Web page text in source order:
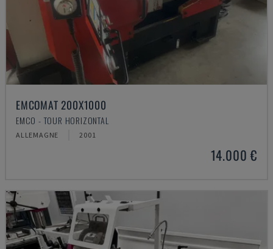
EMCOMAT 200X1000
EMCO - TOUR HORIZONTAL
ALLEMAGNE 2001
14.000 €